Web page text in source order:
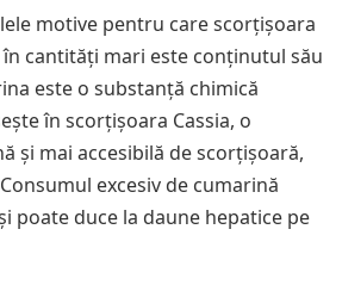
motive pentru care scorțișoara
cantități mari este conținutul său
este o substanță chimică
în scorțișoara Cassia, o
și mai accesibilă de scorțișoară,
excesiv de cumarină
poate duce la daune hepatice pe